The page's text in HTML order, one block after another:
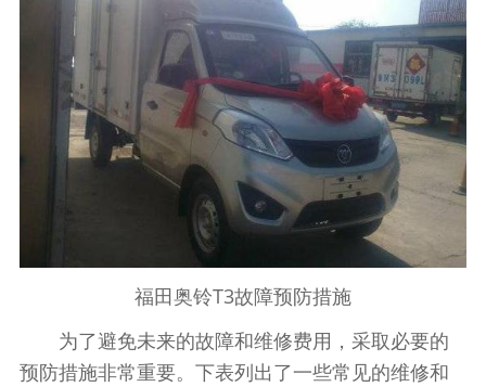
福田奥铃T3故障预防措施
为了避免未来的故障和维修费用，采取必要的
预防措施非常重要。下表列出了一些常见的维修和